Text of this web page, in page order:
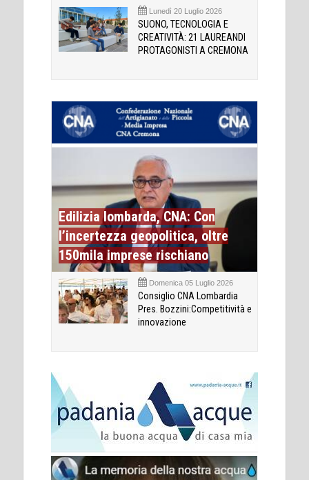
Lunedì 20 Luglio 2026
SUONO, TECNOLOGIA E
CREATIVITÀ: 21 LAUREANDI
PROTAGONISTI A CREMONA
Edilizia lombarda, CNA: Con
l’incertezza geopolitica, oltre
150mila imprese rischiano
Domenica 05 Luglio 2026
Consiglio CNA Lombardia
Pres. Bozzini:Competitività e
innovazione